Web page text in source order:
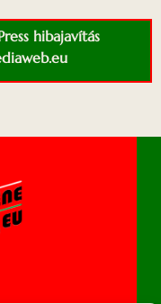
hibajavítás